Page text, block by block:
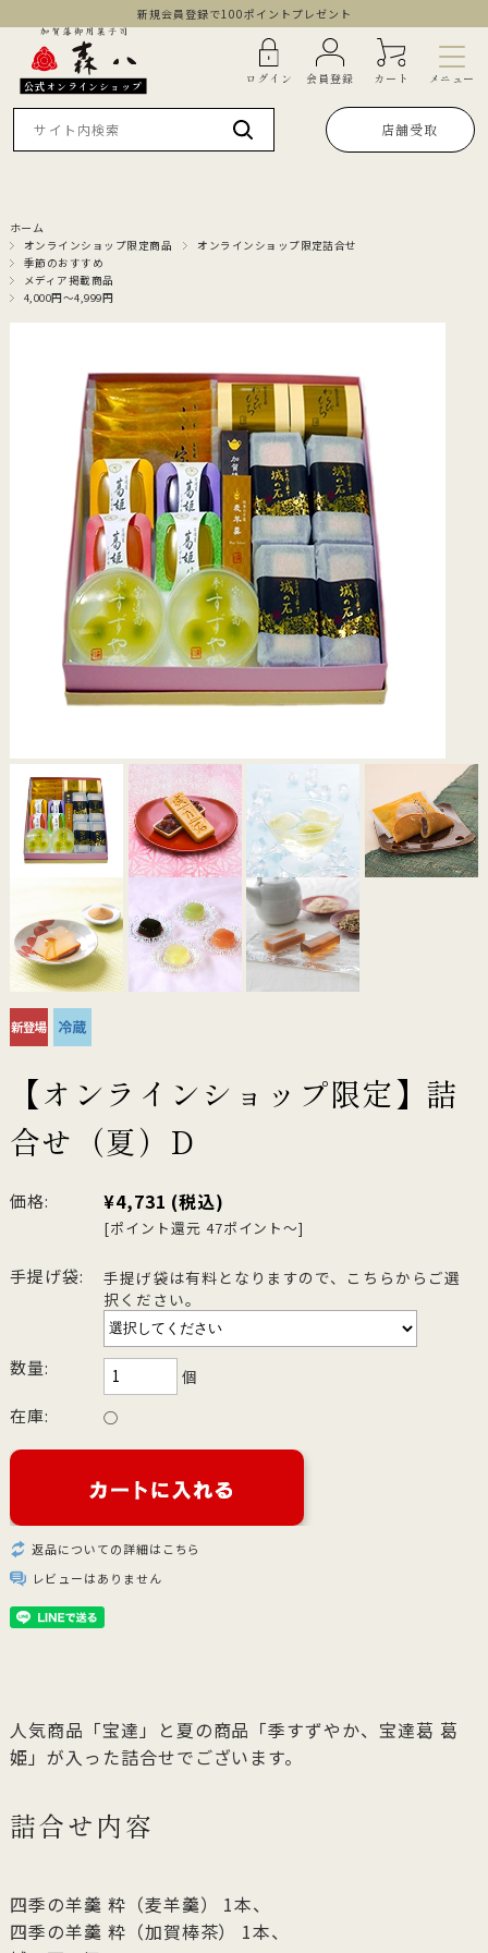
新規会員登録で100ポイントプレゼント
公式オンラインショップ ログイン 会員登録 カート メニュー
店舗受取
ホーム
オンラインショップ限定商品
オンラインショップ限定詰合せ
季節のおすすめ
メディア掲載商品
4,000円～4,999円
【オンラインショップ限定】詰
合せ（夏）D
価格: ¥4,731 (税込)
[ポイント還元 47ポイント～]
手提げ袋:
手提げ袋は有料となりますので、こちらからご選
択ください。
数量: 個
在庫: ○
返品についての詳細はこちら
レビューはありません
人気商品「宝達」と夏の商品「季すずやか、宝達葛 葛
姫」が入った詰合せでございます。
詰合せ内容
四季の羊羹 粋（麦羊羹） 1本、
四季の羊羹 粋（加賀棒茶） 1本、